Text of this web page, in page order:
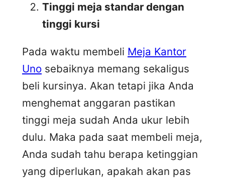
Tinggi meja standar dengan
tinggi kursi
Pada waktu membeli Meja Kantor
Uno sebaiknya memang sekaligus
beli kursinya. Akan tetapi jika Anda
menghemat anggaran pastikan
tinggi meja sudah Anda ukur lebih
dulu. Maka pada saat membeli meja,
Anda sudah tahu berapa ketinggian
yang diperlukan, apakah akan pas